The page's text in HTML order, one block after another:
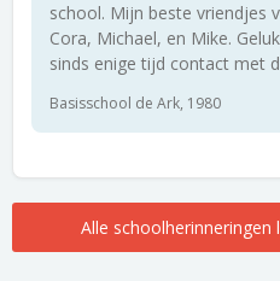
school. Mijn beste vriendjes
Cora, Michael, en Mike.
sinds enige tijd contact met
Basisschool de Ark, 1980
Alle schoolherinneringen